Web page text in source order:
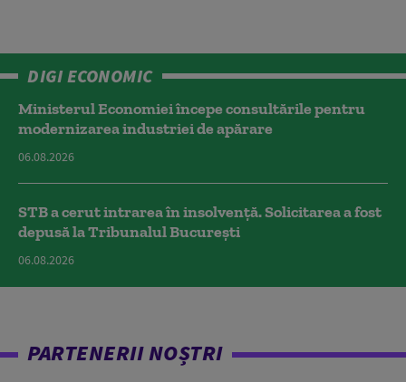
DIGI ECONOMIC
Ministerul Economiei începe consultările pentru
modernizarea industriei de apărare
06.08.2026
STB a cerut intrarea în insolvență. Solicitarea a fost
depusă la Tribunalul București
06.08.2026
PARTENERII NOȘTRI